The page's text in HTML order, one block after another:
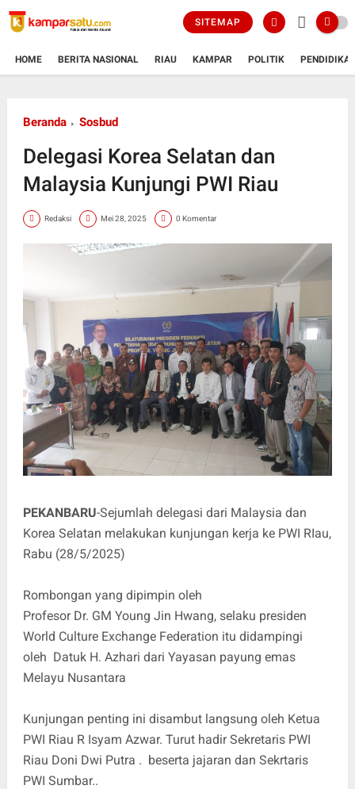
SITEMAP
HOME BERITA NASIONAL RIAU KAMPAR POLITIK
Beranda Sosbud
Delegasi Korea Selatan dan
Malaysia Kunjungi PWI Riau
Redaksi Mei 28, 2025 0 Komentar
PEKANBARU-Sejumlah delegasi dari Malaysia dan
Korea Selatan melakukan kunjungan kerja ke PWI RIau,
Rabu (28/5/2025)
Rombongan yang dipimpin oleh
Profesor Dr. GM Young Jin Hwang, selaku presiden
World Culture Exchange Federation itu didampingi
oleh Datuk H. Azhari dari Yayasan payung emas
Melayu Nusantara
Kunjungan penting ini disambut langsung oleh Ketua
PWI Riau R Isyam Azwar. Turut hadir Sekretaris PWI
Riau Doni Dwi Putra . beserta jajaran dan Sekrtaris
PWI Sumbar..